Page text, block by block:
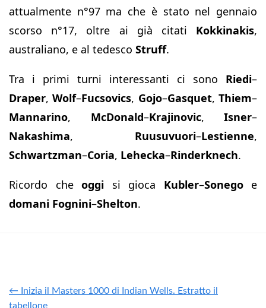
attualmente n°97 ma che è stato nel gennaio
scorso n°17, oltre ai già citati Kokkinakis,
australiano, e al tedesco Struff.
Tra i primi turni interessanti ci sono Riedi–
Draper,Wolf–Fucsovics, Gojo–Gasquet,Thiem–
Mannarino, McDonald–Krajinovic, Isner–
Nakashima, Ruusuvuori–Lestienne,
Schwartzman–Coria, Lehecka–Rinderknech.
Ricordo che oggi si gioca Kubler–Sonegoe
domani Fognini–Shelton.
← Inizia il Masters 1000 di Indian Wells. Estratto il
tabellone